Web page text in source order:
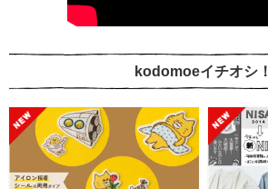
kodomoeイチオシ！